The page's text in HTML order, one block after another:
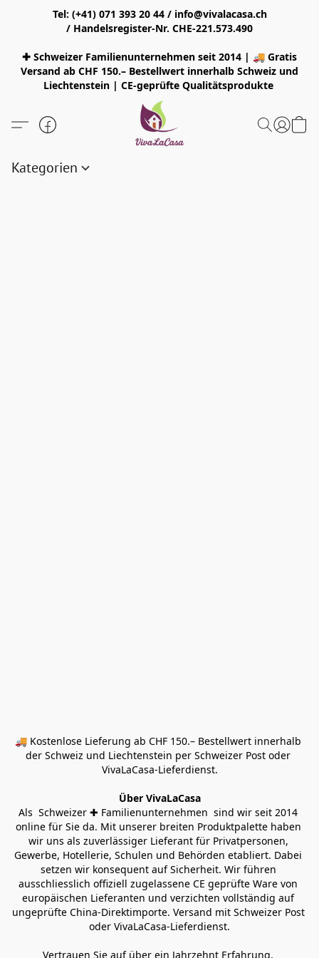
Tel: (+41) 071 393 20 44 / info@vivalacasa.ch
/ Handelsregister-Nr. CHE-221.573.490
✚ Schweizer Familienunternehmen seit 2014 | 🚚 Gratis
Versand ab CHF 150.– Bestellwert innerhalb Schweiz und
Liechtenstein | CE-geprüfte Qualitätsprodukte
Kategorien
🚚 Kostenlose Lieferung ab CHF 150.– Bestellwert innerhalb
der Schweiz und Liechtenstein per Schweizer Post oder
VivaLaCasa-Lieferdienst.
Über VivaLaCasa
Als  Schweizer ✚ Familienunternehmen  sind wir seit 2014
online für Sie da. Mit unserer breiten Produktpalette haben
wir uns als zuverlässiger Lieferant für Privatpersonen,
Gewerbe, Hotellerie, Schulen und Behörden etabliert. Dabei
setzen wir konsequent auf Sicherheit. Wir führen
ausschliesslich offiziell zugelassene CE geprüfte Ware von
europäischen Lieferanten und verzichten vollständig auf
ungeprüfte China-Direktimporte. Versand mit Schweizer Post
oder VivaLaCasa-Lieferdienst.
Vertrauen Sie auf über ein Jahrzehnt Erfahrung,